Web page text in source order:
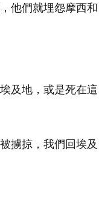
他們就埋怨摩西和
及地，或是死在這
擄掠，我們回埃及